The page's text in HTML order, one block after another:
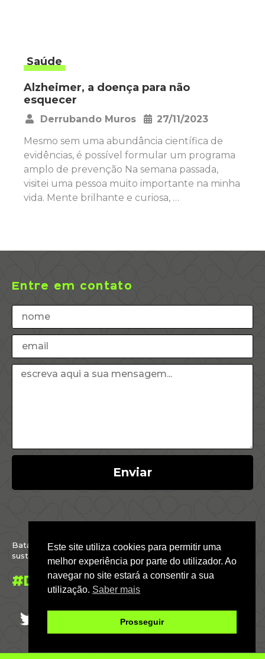
Saúde
Alzheimer, a doença para não
esquecer
Derrubando Muros
27/11/2023
Mesmo sem uma abundância científica de
evidências, é possível formular um programa
amplo de prevenção Na semana passada,
visitei uma pessoa muito importante na minha
vida. Mente brilhante e curiosa, …
Batalhamos por um Brasil justo, inclusivo,
sustentável e conectado com o mundo.
#DáParaFazer
Entre em contato
Enviar
Este site utiliza cookies para permitir uma
melhor experiência por parte do utilizador. Ao
navegar no site estará a consentir a sua
utilização. Saber mais
Prosseguir